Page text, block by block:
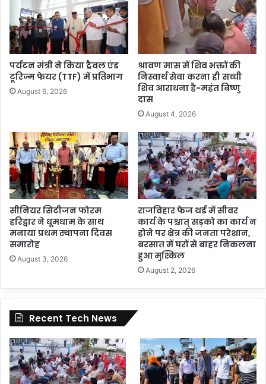
पर्यटन मंत्री ने किया ट्रैवल एंड
टूरिज्म फेयर (TTF) में प्रतिभाग
August 6, 2026
श्रावण मास में शिव भक्तों की
निस्वार्थ सेवा करना ही सच्ची
शिव आराधना है-महंत बिष्णु
दास
August 4, 2026
सीनियर सिटीजन फोरम
हरिद्वार ने धूमधाम के साथ
मनाया प्रथम स्थापना दिवस
समारोह
August 3, 2026
राजविहार फेज थर्ड में सीवर
कार्य के पश्चात् सड़को का कार्य न
होने पर क्षेत्र की जनता परेशान,
बरसात में घरों से बाहर निकलना
हुआ मुश्किल
August 2, 2026
Recent Tech News